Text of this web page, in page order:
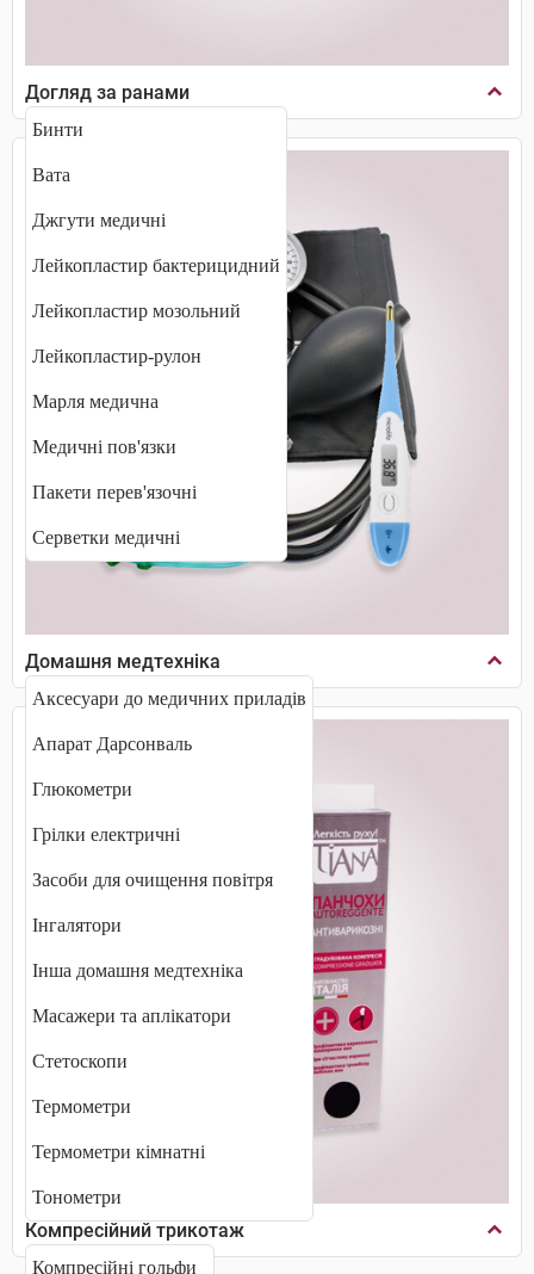
Догляд за ранами
Бинти
Вата
Джгути медичні
Лейкопластир бактерицидний
Лейкопластир мозольний
Лейкопластир-рулон
Марля медична
Медичні пов'язки
Пакети перев'язочні
Серветки медичні
Домашня медтехніка
Аксесуари до медичних приладів
Апарат Дарсонваль
Глюкометри
Грілки електричні
Засоби для очищення повітря
Інгалятори
Інша домашня медтехніка
Масажери та аплікатори
Стетоскопи
Термометри
Термометри кімнатні
Тонометри
Компресійний трикотаж
Компресійні гольфи